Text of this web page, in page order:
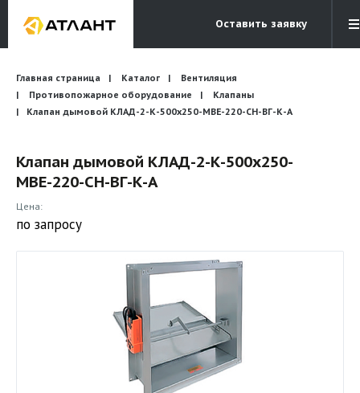
Оставить заявку
Электронная почта
info@atlantcompany.ru
Бесплатный звонок
8 (495) 532-45-07
Бренды
Бланки запросов
Главная страница Каталог
Вентиляция
Противопожарное оборудование
Клапаны
Клапан дымовой КЛАД-2-К-500x250-МВЕ-220-СН-ВГ-К-А
Клапан дымовой КЛАД-2-К-500x250-
МВЕ-220-СН-ВГ-К-А
Цена:
по запросу